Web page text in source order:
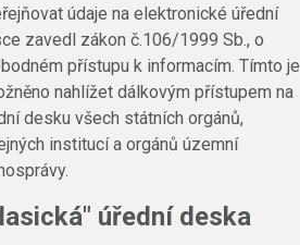
údaje na elektronické úřední
zavedl zákon č.106/1999 Sb., o
přístupu k informacím. Tímto je
nahlížet dálkovým přístupem na
desku všech státních orgánů,
institucí a orgánů územní
úřední deska